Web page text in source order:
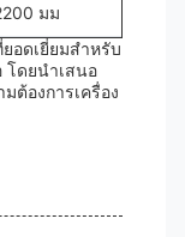
มม
อดเยี่ยมสำหรับ
โดยนำเสนอ
ต้องการเครื่อง